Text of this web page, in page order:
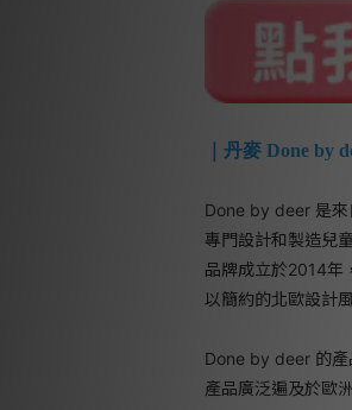
｜丹麥 Done by
Done by deer 是來
專門設計和製造兒
品牌成立於2014年
以簡約的北歐設計
Done by deer 的產
產品廣泛遍及於歐